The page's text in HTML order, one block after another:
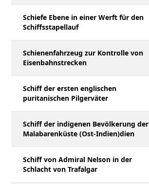
Schiefe Ebene in einer Werft für den
Schiffsstapellauf
Schienenfahrzeug zur Kontrolle von
Eisenbahnstrecken
Schiff der ersten englischen
puritanischen Pilgerväter
Schiff der indigenen Bevölkerung der
Malabarenküste (Ost-Indien)dien
Schiff von Admiral Nelson in der
Schlacht von Trafalgar